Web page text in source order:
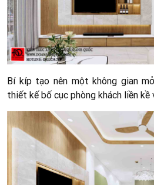
Bí kíp tạo nên một không gian
thiết kế bố cục phòng khách liền kề